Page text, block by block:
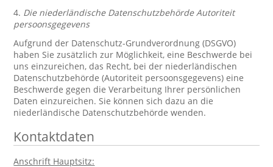
4. Die niederländische Datenschutzbehörde Autoriteit
persoonsgegevens
Aufgrund der Datenschutz-Grundverordnung (DSGVO)
haben Sie zusätzlich zur Möglichkeit, eine Beschwerde bei
uns einzureichen, das Recht, bei der niederländischen
Datenschutzbehörde (Autoriteit persoonsgegevens) eine
Beschwerde gegen die Verarbeitung Ihrer persönlichen
Daten einzureichen. Sie können sich dazu an die
niederländische Datenschutzbehörde wenden.
Kontaktdaten
Anschrift Hauptsitz: